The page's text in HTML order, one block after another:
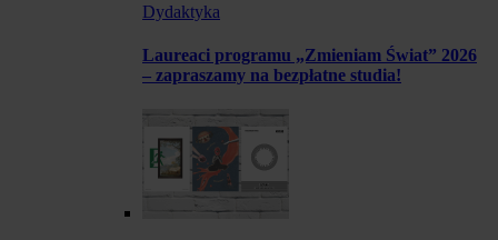
Dydaktyka
Laureaci programu „Zmieniam Świat” 2026
– zapraszamy na bezpłatne studia!